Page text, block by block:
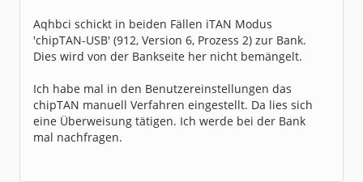
Aqhbci schickt in beiden Fällen iTAN Modus
'chipTAN-USB' (912, Version 6, Prozess 2) zur Bank.
Dies wird von der Bankseite her nicht bemängelt.
Ich habe mal in den Benutzereinstellungen das
chipTAN manuell Verfahren eingestellt. Da lies sich
eine Überweisung tätigen. Ich werde bei der Bank
mal nachfragen.